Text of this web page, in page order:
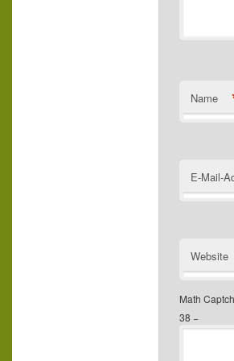
Name
E-Mail-
Website
Math
38 −